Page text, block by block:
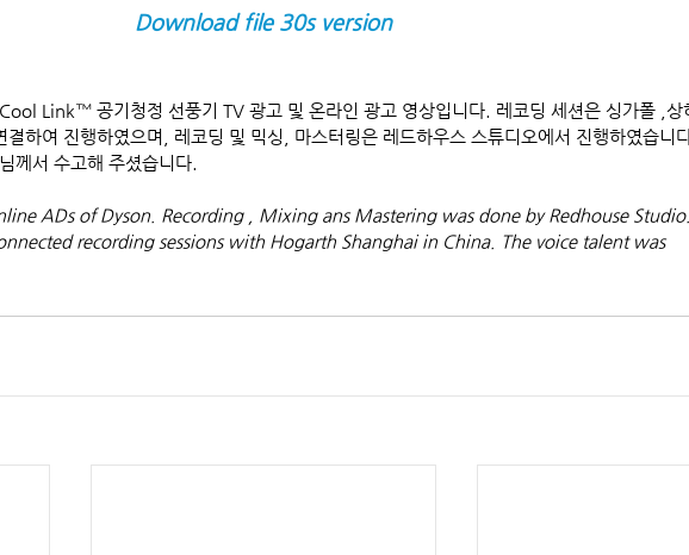
Download file 30s version
Link™ 공기청정 선풍기 TV 광고 및 온라인 광고 영상입니다. 레코딩 세션은 싱가폴 ,상
하여 진행하였으며, 레코딩 및 믹싱, 마스터링은 레드하우스 스튜디오에서 진행하였습니
께서 수고해 주셨습니다.
ADs of Dyson. Recording , Mixing ans Mastering was done by Redhouse Studio.
recording sessions with Hogarth Shanghai in China. The voice talent was